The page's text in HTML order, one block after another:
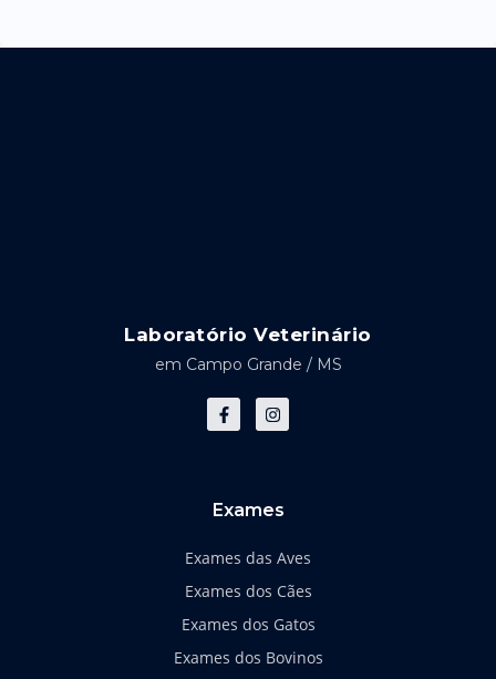
Laboratório Veterinário
em Campo Grande / MS
a
c
e
k
-
n
s
t
m
Exames
Exames das Aves
Exames dos Cães
Exames dos Gatos
Exames dos Bovinos